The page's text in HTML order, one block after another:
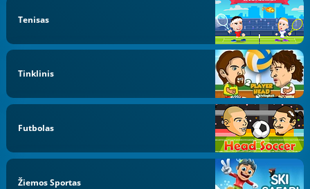
Tenisas
Tinklinis
Futbolas
Žiemos Sportas